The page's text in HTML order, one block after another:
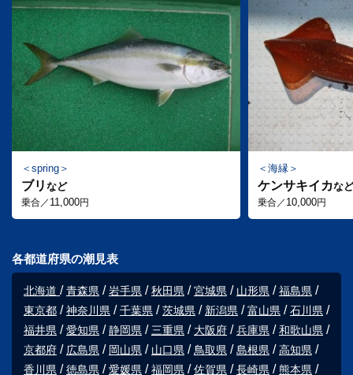
spring
ブリ など
乗合／ 11,000円
海縁
ケンサキイカなど
乗合／ 10,000円
各都道府県の潮見表
北海道 青森県 岩手県 秋田県 宮城県 山形県
福島県
東京都
神奈川県 千葉県 茨城県 新潟県 富山県
石川県
福井県
愛知県 静岡県 三重県 大阪府 兵庫県
和歌山県
京都府
広島県 岡山県 山口県 鳥取県 島根県
高知県
香川県
徳島県 愛媛県 福岡県 佐賀県 長崎県
熊本県